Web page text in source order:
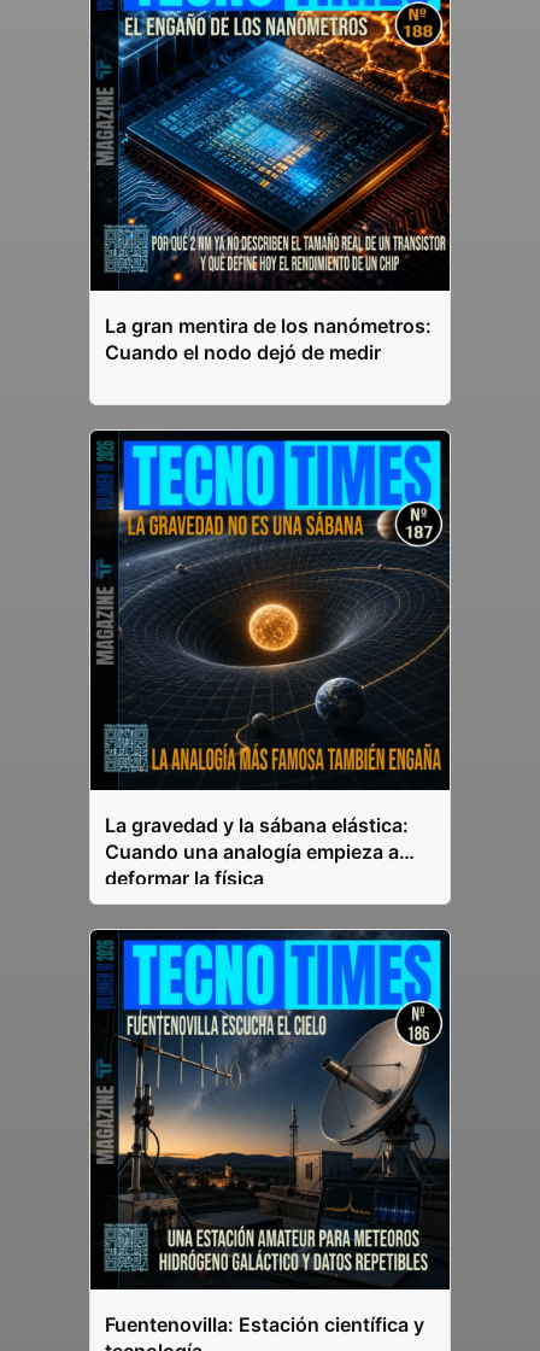
La gran mentira de los nanómetros:
Cuando el nodo dejó de medir
La gravedad y la sábana elástica:
Cuando una analogía empieza a
deformar la física
Fuentenovilla: Estación científica y